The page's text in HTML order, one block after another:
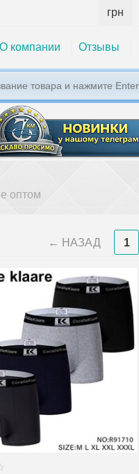
грн
О компании Отзывы
оптом
НАЗАД 1